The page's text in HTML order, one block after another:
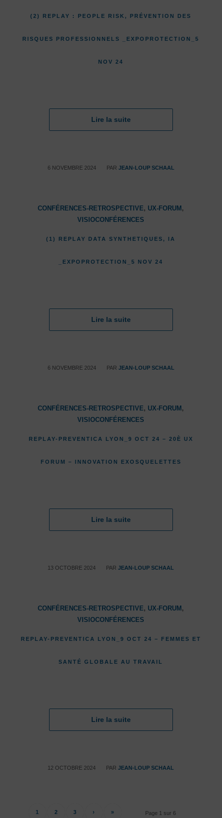
(2) REPLAY : PEOPLE RISK, PRÉVENTION DES
RISQUES PROFESSIONNELS _EXPOPROTECTION_5
NOV 24
Lire la suite
6 NOVEMBRE 2024
/ PAR JEAN-LOUP SCHAAL
CONFÉRENCES-RETROSPECTIVE, UX-FORUM ,
VISIOCONFÉRENCES
(1) REPLAY DATA SYNTHETIQUES, IA
_EXPOPROTECTION_5 NOV 24
Lire la suite
6 NOVEMBRE 2024
/ PAR JEAN-LOUP SCHAAL
CONFÉRENCES-RETROSPECTIVE, UX-FORUM ,
VISIOCONFÉRENCES
REPLAY-PREVENTICA LYON_9 OCT 24 – 20È UX
FORUM – INNOVATION EXOSQUELETTES
Lire la suite
13 OCTOBRE 2024
/ PARJEAN-LOUP SCHAAL
CONFÉRENCES-RETROSPECTIVE, UX-FORUM ,
VISIOCONFÉRENCES
REPLAY-PREVENTICA LYON_9 OCT 24 – FEMMES ET
SANTÉ GLOBALE AU TRAVAIL
Lire la suite
12 OCTOBRE 2024
/ PARJEAN-LOUP SCHAAL
Page 1 sur 6
1 2 3 › »